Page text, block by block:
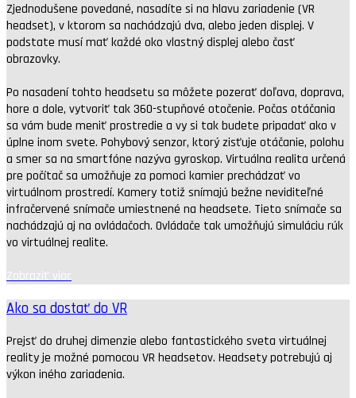
Zjednodušene povedané, nasadíte si na hlavu zariadenie (VR
headset), v ktorom sa nachádzajú dva, alebo jeden displej. V
podstate musí mať každé oko vlastný displej alebo časť
obrazovky.
Po nasadení tohto headsetu sa môžete pozerať doľava, doprava,
hore a dole, vytvoriť tak 360-stupňové otočenie. Počas otáčania
sa vám bude meniť prostredie a vy si tak budete pripadať ako v
úplne inom svete. Pohybový senzor, ktorý zisťuje otáčanie, polohu
a smer sa na smartfóne nazýva gyroskop. Virtuálna realita určená
pre počítač sa umožňuje za pomoci kamier prechádzať vo
virtuálnom prostredí. Kamery totiž snímajú bežne neviditeľné
infračervené snímače umiestnené na headsete. Tieto snímače sa
nachádzajú aj na ovládačoch. Ovládače tak umožňujú simuláciu rúk
vo virtuálnej realite.
Zobraziť viac
Ako sa dostať do VR
Prejsť do druhej dimenzie alebo fantastického sveta virtuálnej
reality je možné pomocou VR headsetov. Headsety potrebujú aj
výkon iného zariadenia.